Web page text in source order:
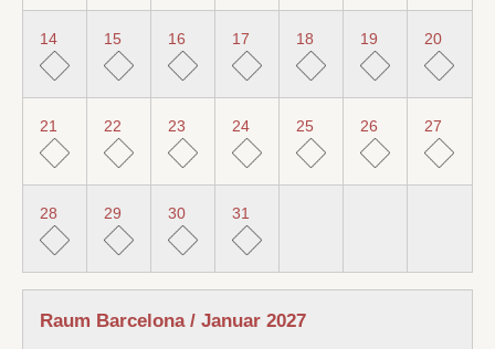
14 15 16 17 18 19 20
21 22 23 24 25 26 27
28 29 30 31
Raum Barcelona / Januar 2027